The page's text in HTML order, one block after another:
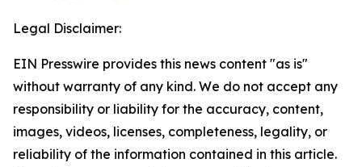
Legal Disclaimer:
EIN Presswire provides this news content "as is"
without warranty of any kind. We do not accept any
responsibility or liability for the accuracy, content,
images, videos, licenses, completeness, legality, or
reliability of the information contained in this article.